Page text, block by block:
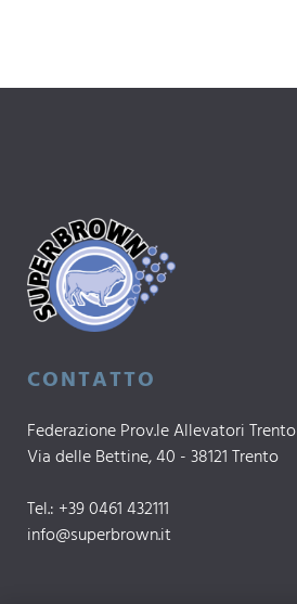
CONTATTO
Federazione Prov.le Allevatori Trento
Via delle Bettine, 40 - 38121 Trento
Tel.: +39 0461 432111
info@superbrown.it